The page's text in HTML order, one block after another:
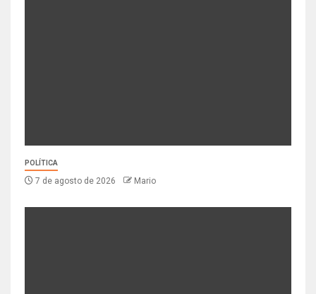
POLÍTICA
7 de agosto de 2026 Mario